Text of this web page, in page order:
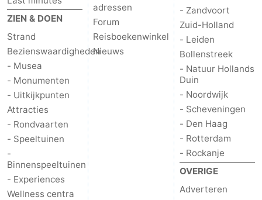
Den
Haag
-
Rotterdam
-
Rockanje
Weer
Contact
ZIEN & DOEN
Strand
Bezienswaardigheden
- Musea
- Monumenten
- Uitkijkpunten
Attracties
- Rondvaarten
- Speeltuinen
-
Binnenspeeltuinen
- Experiences
Wellness centra
adressen
Forum
Reisboekenwinkel
Nieuws
- Zandvoort
Zuid-Holland
- Leiden
Bollenstreek
- Natuur Hollands
Duin
- Noordwijk
- Scheveningen
- Den Haag
- Rotterdam
- Rockanje
OVERIGE
Adverteren